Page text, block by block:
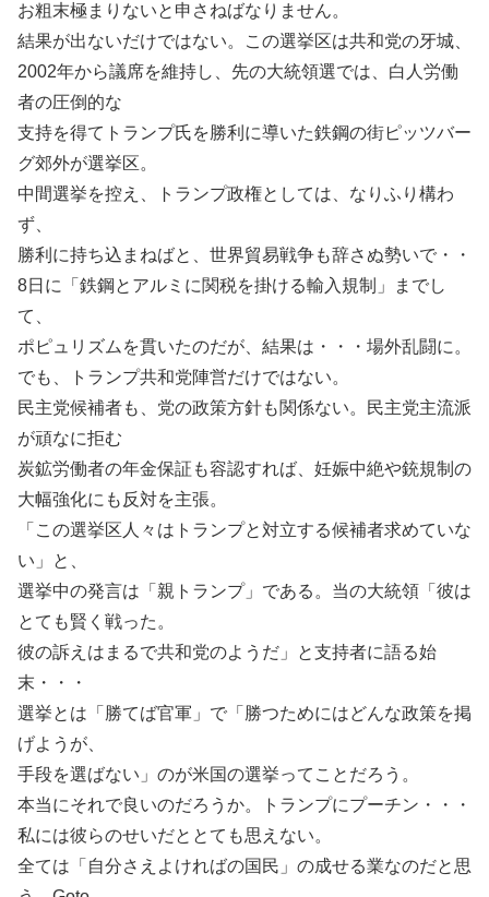
お粗末極まりないと申さねばなりません。
結果が出ないだけではない。この選挙区は共和党の牙城、
2002年から議席を維持し、先の大統領選では、白人労働
者の圧倒的な
支持を得てトランプ氏を勝利に導いた鉄鋼の街ピッツバー
グ郊外が選挙区。
中間選挙を控え、トランプ政権としては、なりふり構わ
ず、
勝利に持ち込まねばと、世界貿易戦争も辞さぬ勢いで・・
8日に「鉄鋼とアルミに関税を掛ける輸入規制」までし
て、
ポピュリズムを貫いたのだが、結果は・・・場外乱闘に。
でも、トランプ共和党陣営だけではない。
民主党候補者も、党の政策方針も関係ない。民主党主流派
が頑なに拒む
炭鉱労働者の年金保証も容認すれば、妊娠中絶や銃規制の
大幅強化にも反対を主張。
「この選挙区人々はトランプと対立する候補者求めていな
い」と、
選挙中の発言は「親トランプ」である。当の大統領「彼は
とても賢く戦った。
彼の訴えはまるで共和党のようだ」と支持者に語る始
末・・・
選挙とは「勝てば官軍」で「勝つためにはどんな政策を掲
げようが、
手段を選ばない」のが米国の選挙ってことだろう。
本当にそれで良いのだろうか。トランプにプーチン・・・
私には彼らのせいだととても思えない。
全ては「自分さえよければの国民」の成せる業なのだと思